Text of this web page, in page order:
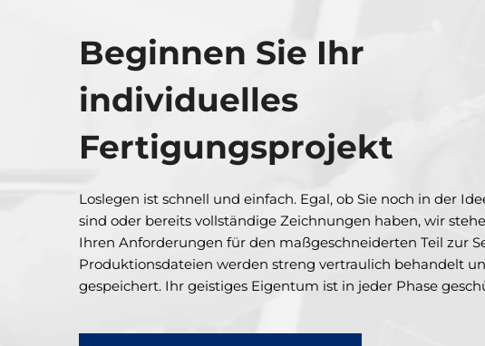
Beginnen Sie Ihr
individuelles
Fertigungsprojekt
Loslegen ist schnell und einfach. Egal, ob Sie noch in der
sind oder bereits vollständige Zeichnungen haben, wir
Ihren Anforderungen für den maßgeschneiderten Teil zur
Produktionsdateien werden streng vertraulich behandelt
gespeichert. Ihr geistiges Eigentum ist in jeder Phase